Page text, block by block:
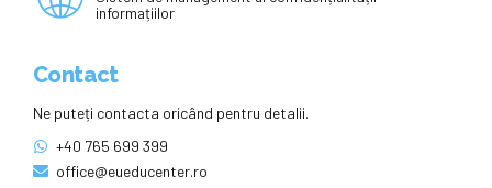
informațiilor
Contact
Ne puteți contacta oricând pentru detalii.
+40 765 699 399
office@eueducenter.ro